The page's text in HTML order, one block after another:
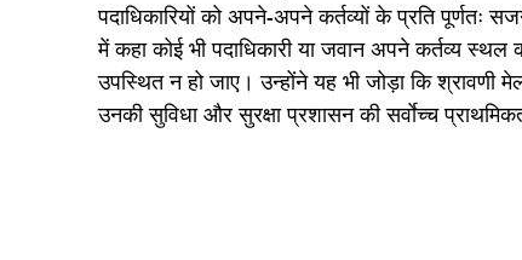
पदाधिकारियों को अपने-अपने कर्तव्यों के प्रति पूर्णतः
में कहा कोई भी पदाधिकारी या जवान अपने कर्तव्य
उपस्थित न हो जाए। उन्होंने यह भी जोड़ा कि श्रावणी
उनकी सुविधा और सुरक्षा प्रशासन की सर्वाेच्च